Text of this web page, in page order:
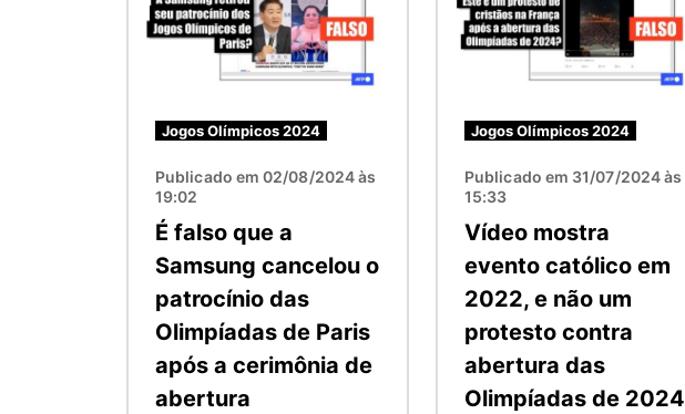
Jogos Olímpicos 2024
Publicado em 02/08/2024 às
19:02
É falso que a
Samsung cancelou o
patrocínio das
Olimpíadas de Paris
após a cerimônia de
abertura
Jogos Olímpicos 2024
Publicado em 31/07/2024 às
15:33
Vídeo mostra
evento católico em
2022, e não um
protesto contra
abertura das
Olimpíadas de 2024